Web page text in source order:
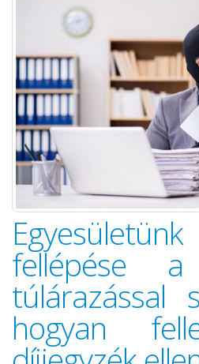
fellépése a
túlárazással
hogyan